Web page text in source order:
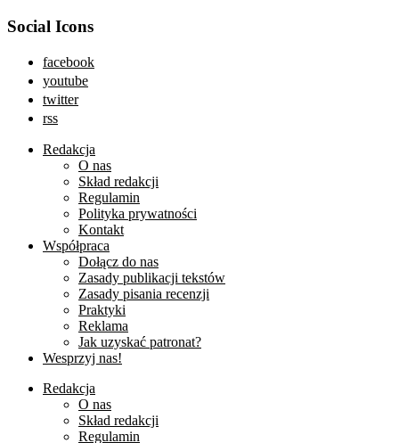
Social Icons
facebook
youtube
twitter
rss
Redakcja
O nas
Skład redakcji
Regulamin
Polityka prywatności
Kontakt
Współpraca
Dołącz do nas
Zasady publikacji tekstów
Zasady pisania recenzji
Praktyki
Reklama
Jak uzyskać patronat?
Wesprzyj nas!
Redakcja
O nas
Skład redakcji
Regulamin